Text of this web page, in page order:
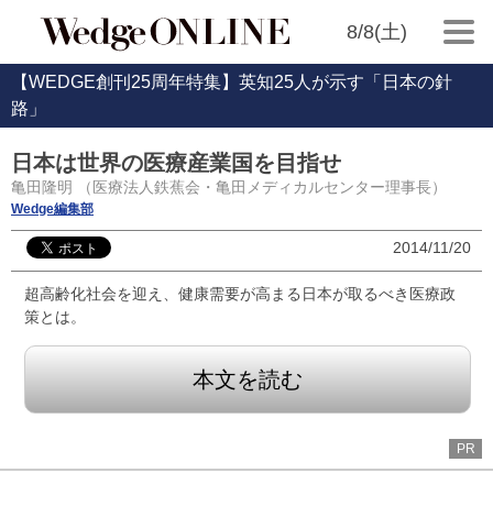
8/8(土)
【WEDGE創刊25周年特集】英知25人が示す「日本の針
路」
日本は世界の医療産業国を目指せ
亀田隆明 （医療法人鉄蕉会・亀田メディカルセンター理事長）
Wedge編集部
2014/11/20
超高齢化社会を迎え、健康需要が高まる日本が取るべき医療政
策とは。
本文を読む
PR